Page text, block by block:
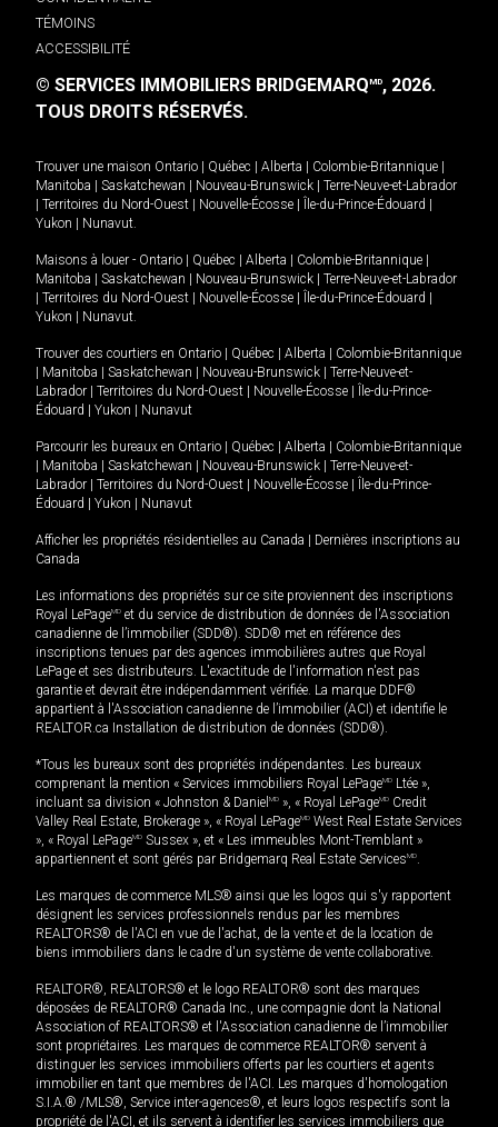
TÉMOINS
ACCESSIBILITÉ
© SERVICES IMMOBILIERS BRIDGEMARQMD, 2026.
TOUS DROITS RÉSERVÉS.
Trouver une maison Ontario | Québec | Alberta | Colombie-Britannique |
Manitoba | Saskatchewan | Nouveau-Brunswick | Terre-Neuve-et-Labrador
| Territoires du Nord-Ouest | Nouvelle-Écosse | Île-du-Prince-Édouard |
Yukon | Nunavut.
Maisons à louer - Ontario | Québec | Alberta | Colombie-Britannique |
Manitoba | Saskatchewan | Nouveau-Brunswick | Terre-Neuve-et-Labrador
| Territoires du Nord-Ouest | Nouvelle-Écosse | Île-du-Prince-Édouard |
Yukon | Nunavut.
Trouver des courtiers en Ontario | Québec | Alberta | Colombie-Britannique
| Manitoba | Saskatchewan | Nouveau-Brunswick | Terre-Neuve-et-
Labrador | Territoires du Nord-Ouest | Nouvelle-Écosse | Île-du-Prince-
Édouard | Yukon | Nunavut
Parcourir les bureaux en Ontario | Québec | Alberta | Colombie-Britannique
| Manitoba | Saskatchewan | Nouveau-Brunswick | Terre-Neuve-et-
Labrador | Territoires du Nord-Ouest | Nouvelle-Écosse | Île-du-Prince-
Édouard | Yukon | Nunavut
Afficher les propriétés résidentielles au Canada | Dernières inscriptions au
Canada
Les informations des propriétés sur ce site proviennent des inscriptions
Royal LePageMD et du service de distribution de données de l'Association
canadienne de l’immobilier (SDD®). SDD® met en référence des
inscriptions tenues par des agences immobilières autres que Royal
LePage et ses distributeurs. L'exactitude de l'information n'est pas
garantie et devrait être indépendamment vérifiée. La marque DDF®
appartient à l'Association canadienne de l’immobilier (ACI) et identifie le
REALTOR.ca Installation de distribution de données (SDD®).
*Tous les bureaux sont des propriétés indépendantes. Les bureaux
comprenant la mention « Services immobiliers Royal LePageMD Ltée »,
incluant sa division « Johnston & Daniel MD », « Royal LePageMD Credit
Valley Real Estate, Brokerage », « Royal LePageMD West Real Estate Services
», « Royal LePageMD Sussex », et « Les immeubles Mont-Tremblant »
appartiennent et sont gérés par Bridgemarq Real Estate ServicesMD.
Les marques de commerce MLS® ainsi que les logos qui s'y rapportent
désignent les services professionnels rendus par les membres
REALTORS® de l'ACI en vue de l'achat, de la vente et de la location de
biens immobiliers dans le cadre d'un système de vente collaborative.
REALTOR®, REALTORS® et le logo REALTOR® sont des marques
déposées de REALTOR® Canada Inc., une compagnie dont la National
Association of REALTORS® et l'Association canadienne de l’immobilier
sont propriétaires. Les marques de commerce REALTOR® servent à
distinguer les services immobiliers offerts par les courtiers et agents
immobilier en tant que membres de l'ACI. Les marques d'homologation
S.I.A.® /MLS®, Service inter-agences®, et leurs logos respectifs sont la
propriété de l'ACI, et ils servent à identifier les services immobiliers que